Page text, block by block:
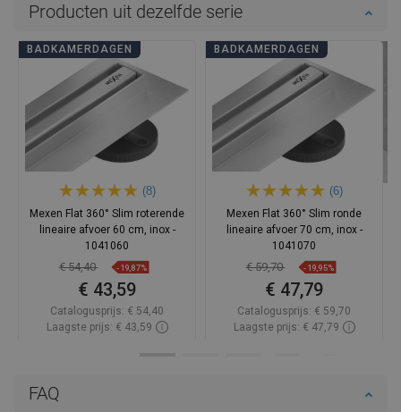
FAQ
Producten uit dezelfde serie
BADKAMERDAGEN
(8)
Mexen Flat 360° Slim roterende
lineaire afvoer 60 cm, inox -
1041060
€ 54,40 -19,87%
€ 43,59
Catalogusprijs: € 54,40
Laagste prijs: € 43,59
BADKAMERDAGEN
(6)
Mexen Flat 360° Slim ronde
lineaire afvoer 70 cm, inox -
1041070
€ 59,70 -19,95%
€ 47,79
Catalogusprijs: € 59,70
Laagste prijs: € 47,79